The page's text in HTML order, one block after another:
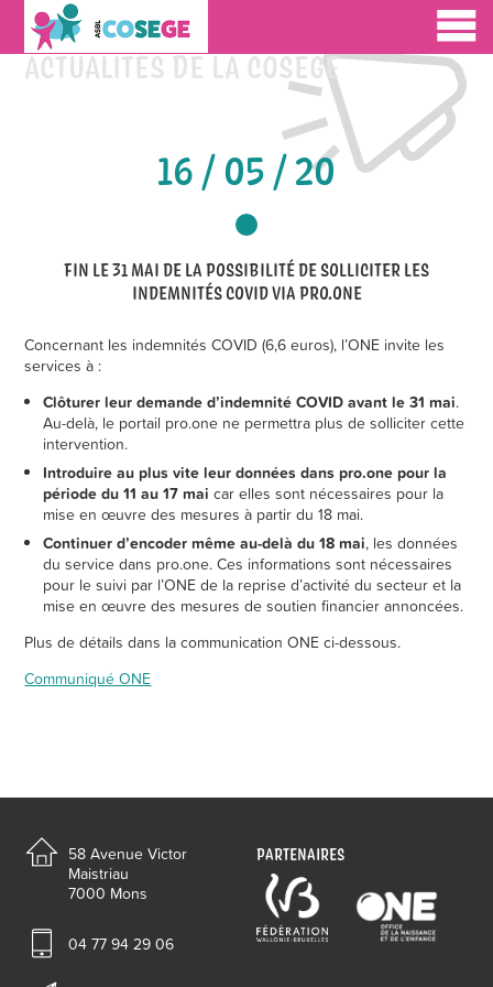
ACTUALITÉS DE LA COSEGE
16 / 05 / 20
FIN LE 31 MAI DE LA POSSIBILITÉ DE SOLLICITER LES
INDEMNITÉS COVID VIA PRO.ONE
Concernant les indemnités COVID (6,6 euros), l’ONE invite les
services à :
Clôturer leur demande d’indemnité COVID avant le 31 mai.
Au-delà, le portail pro.one ne permettra plus de solliciter cette
intervention.
Introduire au plus vite leur données dans pro.one pour la
période du 11 au 17 mai car elles sont nécessaires pour la
mise en œuvre des mesures à partir du 18 mai.
Continuer d’encoder même au-delà du 18 mai, les données
du service dans pro.one. Ces informations sont nécessaires
pour le suivi par l’ONE de la reprise d’activité du secteur et la
mise en œuvre des mesures de soutien financier annoncées.
Plus de détails dans la communication ONE ci-dessous.
Communiqué ONE
58 Avenue Victor
Maistriau
7000 Mons
04 77 94 29 06
PARTENAIRES